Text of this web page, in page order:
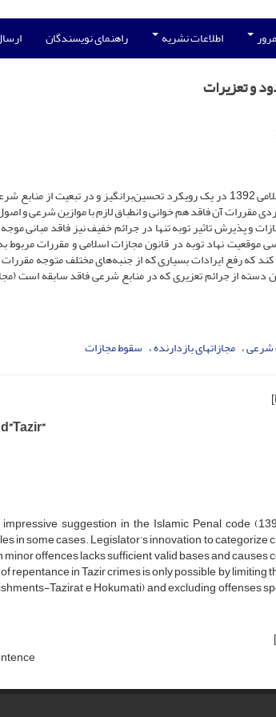
مرور اطلاعات نشریه راهنمای نویسندگان
و تعزیرات
قانون مجازات اسلامی 1392 در یک رویکرد تحسین‌برانگیز و در
مقررات آن فاقد هم خوانی و انطباق لازم با موازین شرعی و
و پذیرش تاثیر توبه تنها در جرائم خفیف نیز فاقد مبانی
موقعیت نهاد توبه در قانون مجازات اسلامی و مقررات مربوط
که رفع ایرادات بسیاری که از جنبه‌های مختلف متوجه
دسته از جرائم تعزیری که در منابع شرعی فاقد سابقه است
شرعی مجازاتهای بازدارنده سقوط مجازات
suggestion in the Islamic Penal code
in some cases. Legislator’s innovation to categorize
offences lacks sufficient valid bases and causes
in Tazir crimes is only possible by limiting
Tazirat e Hokumati) and excluding offenses